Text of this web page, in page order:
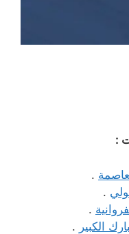
:
.
.
.
الكبير .